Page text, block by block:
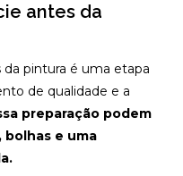
antes da
da pintura é uma etapa
de qualidade e a
preparação podem
e uma